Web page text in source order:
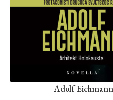
Adolf Eichmann